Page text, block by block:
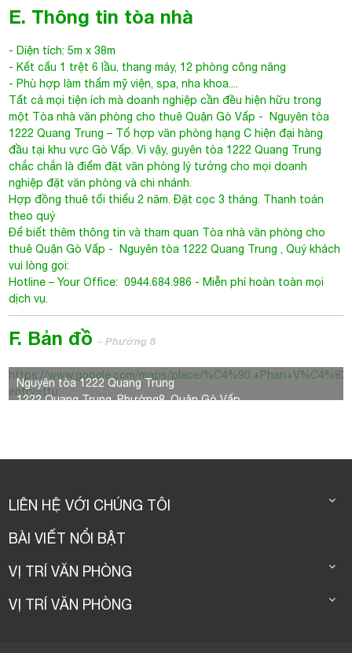
- Diện tích: 5m x 38m
- Phù hợp làm thẩm mỹ viện, spa, nha khoa....
Tất cả mọi tiện ích mà doanh nghiệp cần đều hiện hữu trong
mộtTòa nhà văn phòng cho thuê Quận Gò Vấp
1222 Quang Trung – Tổ hợp văn phòng hạng C hiện đại hàng
đầu tại khu vực Gò Vấp. Vì vậy, guyên tòa 1222 Quang Trung
chắc chắn là điểm đặt văn phòng lý tưởng cho mọi doanh
nghiệp đặt văn phòng và chi nhánh.
Hợp đồng thuê tối thiểu 2 năm. Đặt cọc 3 tháng. Thanh toán
theo quý
Để biết thêm thông tin và tham quanTòa nhà văn phòng cho
thuê Quận Gò Vấp
vui lòng gọi:
Hotline – Your Office: 0944.684.986 - Miễn phí hoàn toàn mọi
dịch vụ.
F. Bản đồ
Nguyên tòa 1222 Quang Trung
1222 Quang Trung, Phường8, Quận Gò Vấp
https://www.google.com/maps/place/
BÀI VIẾT NỔI BẬT
VỊ TRÍ VĂN PHÒNG
VỊ TRÍ VĂN PHÒNG